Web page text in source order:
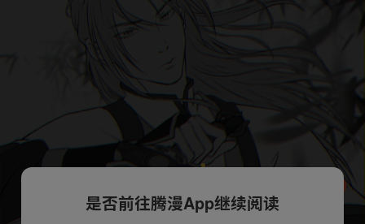
是否前往腾漫App继续阅读